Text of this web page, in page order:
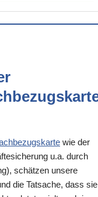
wie der
u.a. durch
schätzen unsere
die Tatsache, dass sie